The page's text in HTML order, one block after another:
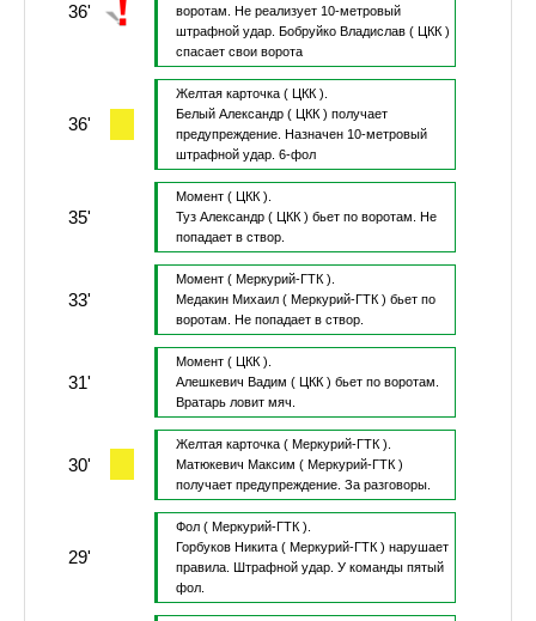
36'
воротам.
Не реализует 10-метровый
штрафной удар.
Бобруйко Владислав( ЦКК )
спасает свои ворота
36'
Желтая карточка ( ЦКК ).
Белый Александр( ЦКК ) получает
предупреждение.
Назначен 10-метровый
штрафной удар. 6-фол
35'
Момент ( ЦКК ).
Туз Александр( ЦКК ) бьет по воротам.
Не
попадает в створ.
33'
Момент ( Меркурий-ГТК ).
Медакин Михаил( Меркурий-ГТК ) бьет по
воротам.
Не попадает в створ.
31'
Момент ( ЦКК ).
Алешкевич Вадим ( ЦКК ) бьет по воротам.
Вратарь ловит мяч.
30'
Желтая карточка ( Меркурий-ГТК ).
Матюкевич Максим ( Меркурий-ГТК )
получает предупреждение. За разговоры.
29'
Фол ( Меркурий-ГТК ).
Горбуков Никита( Меркурий-ГТК ) нарушает
правила.
Штрафной удар. У команды пятый
фол.